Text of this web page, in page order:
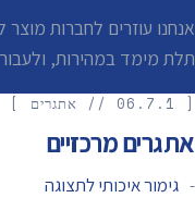
אנחנו עוזרים לחברות
תלת מימד במהירות,
[ 06.7.1 // אתגרים ]
אתגרים מרכזיים
גימור איכותי לתצוגה